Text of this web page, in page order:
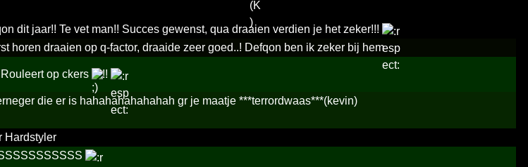
dit jaar!! Te vet man!! Succes gewenst, qua draaien verdien je het zeker!!!
horen draaien op q-factor, draaide zeer goed..! Defqon ben ik zeker bij hem
op ckers !!
die er is hahahahahahahah gr je maatje ***terrordwaas***(kevin)
Hardstyler